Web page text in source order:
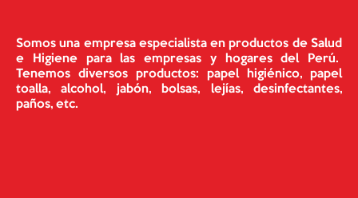
Somos una empresa especialista en productos de Salud
e Higiene para las empresas y hogares del Perú.
Tenemos diversos productos: papel higiénico, papel
toalla, alcohol, jabón, bolsas, lejías, desinfectantes,
paños, etc.